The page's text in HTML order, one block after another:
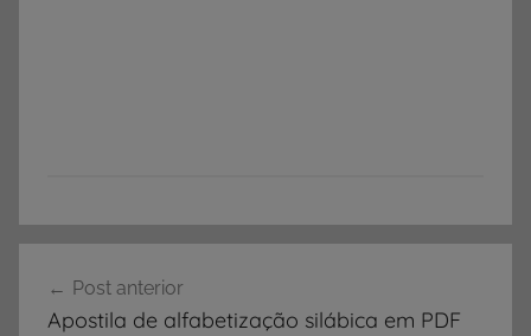
de
Post anterior
Apostila de alfabetização silábica em PDF